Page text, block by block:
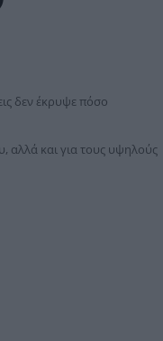
δεν έκρυψε πόσο
αλλά και για τους υψηλούς